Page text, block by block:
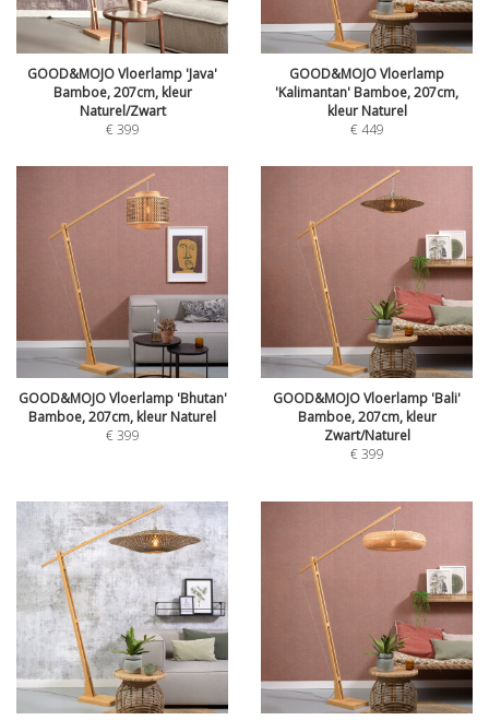
GOOD&MOJO Vloerlamp 'Java'
Bamboe, 207cm, kleur
Naturel/Zwart
€399
GOOD&MOJO Vloerlamp
'Kalimantan' Bamboe, 207cm,
kleur Naturel
€449
GOOD&MOJO Vloerlamp 'Bhutan'
Bamboe, 207cm, kleur Naturel
€399
GOOD&MOJO Vloerlamp 'Bali'
Bamboe, 207cm, kleur
Zwart/Naturel
€399